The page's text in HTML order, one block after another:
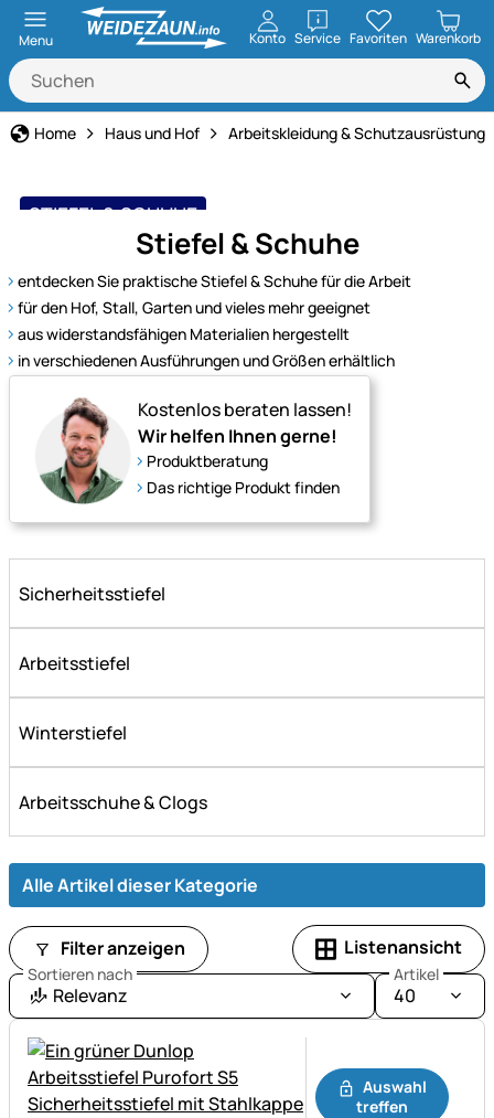
Menu Konto ServiceöffnenFavoriten Warenkorb
Home Haus und Hof Arbeitskleidung & Schutzausrüstung
STIEFEL & SCHUHE
hochwertige Markenqualität
Stiefel & Schuhe
entdecken Sie praktische Stiefel & Schuhe für die Arbeit
für den Hof, Stall, Garten und vieles mehr geeignet
aus widerstandsfähigen Materialien hergestellt
in verschiedenen Ausführungen und Größen erhältlich
Kostenlos beraten lassen!
Wir helfen Ihnen gerne!
Produktberatung
Das richtige Produkt finden
Sicherheitsstiefel
Arbeitsstiefel
Winterstiefel
Arbeitsschuhe & Clogs
Alle Artikel dieser Kategorie
Filter anzeigen Listenansicht
Sortieren nach
Relevanz
Artikel
40
Auswahl
treffen